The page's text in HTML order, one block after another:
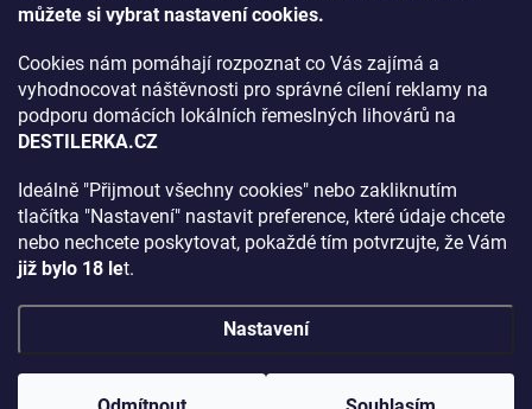
můžete si vybrat nastavení cookies.
Cookies nám pomáhají rozpoznat co Vás zajímá a
vyhodnocovat náštěvnosti pro správné cílení reklamy na
podporu domácích lokálních řemeslných lihovárů na
DESTILERKA.CZ
Ideálně "Přijmout všechny cookies" nebo zakliknutím
tlačítka "Nastavení" nastavit preference, které údaje chcete
nebo nechcete poskytovat, pokaždé tím potvrzujte, že Vám
již bylo 18 let.
Nastavení
Rozhovor s DESTILERKA.CZ v magazínu DRINKING-CAT
Jak vybrat dárek na Vánoce
Archiv
Copyright 2026DESTILERKA.CZ. Všechna práva vyhrazena.Upravit